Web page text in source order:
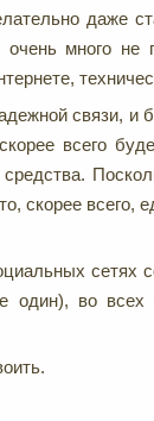
даже
очень много
связи, и
всего
скорее всего,
сетях
один), во